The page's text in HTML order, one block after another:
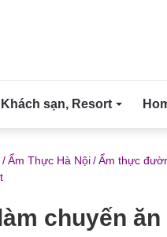
Khách sạn, Resort
/Ẩm Thực Hà Nội/Ẩm thực
chuyến